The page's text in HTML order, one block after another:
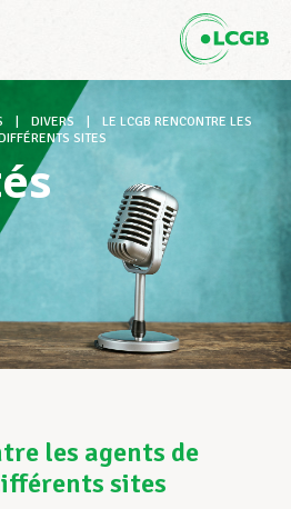
DE
DIVERS
LE LCGB RENCONTRE LES
SITES
les agents de
sites